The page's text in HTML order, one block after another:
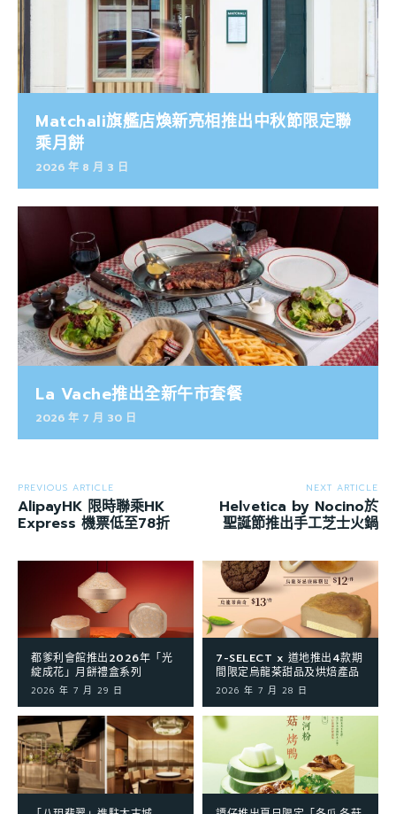
Matchali旗艦店煥新亮相推出中秋節限定聯
乘月餅
2026 年 8 月 3 日
La Vache推出全新午市套餐
2026 年 7 月 30 日
PREVIOUS ARTICLE
AlipayHK 限時聯乘HK
Express 機票低至78折
NEXT ARTICLE
Helvetica by Nocino於
聖誕節推出手工芝士火鍋
都爹利會館推出2026年「光
綻成花」月餅禮盒系列
2026 年 7 月 29 日
7-SELECT x 道地推出4款期
間限定烏龍茶甜品及烘焙產品
2026 年 7 月 28 日